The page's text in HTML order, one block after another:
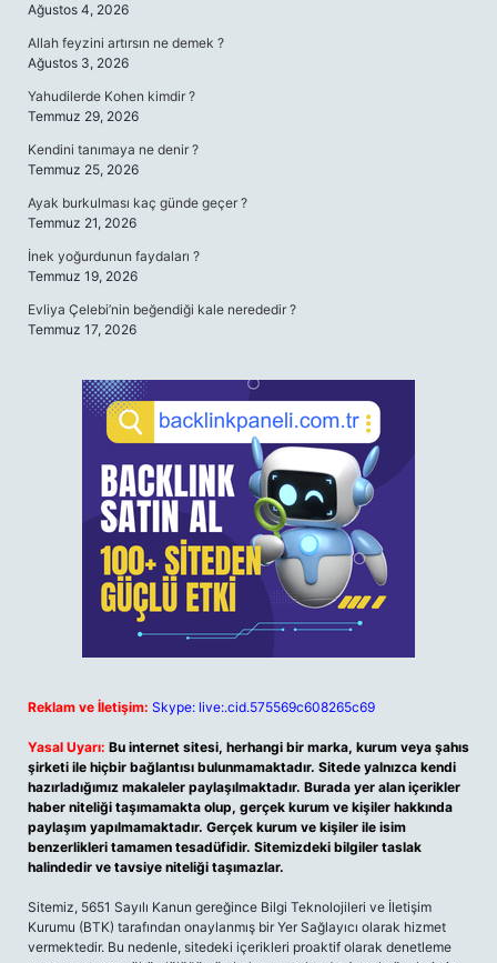
Ağustos 4, 2026
Allah feyzini artırsın ne demek ?
Ağustos 3, 2026
Yahudilerde Kohen kimdir ?
Temmuz 29, 2026
Kendini tanımaya ne denir ?
Temmuz 25, 2026
Ayak burkulması kaç günde geçer ?
Temmuz 21, 2026
İnek yoğurdunun faydaları ?
Temmuz 19, 2026
Evliya Çelebi’nin beğendiği kale nerededir ?
Temmuz 17, 2026
Reklam ve İletişim: Skype: live:.cid.575569c608265c69
Yasal Uyarı: Bu internet sitesi, herhangi bir marka, kurum veya şahıs
şirketi ile hiçbir bağlantısı bulunmamaktadır. Sitede yalnızca kendi
hazırladığımız makaleler paylaşılmaktadır. Burada yer alan içerikler
haber niteliği taşımamakta olup, gerçek kurum ve kişiler hakkında
paylaşım yapılmamaktadır. Gerçek kurum ve kişiler ile isim
benzerlikleri tamamen tesadüfidir. Sitemizdeki bilgiler taslak
halindedir ve tavsiye niteliği taşımazlar.
Sitemiz, 5651 Sayılı Kanun gereğince Bilgi Teknolojileri ve İletişim
Kurumu (BTK) tarafından onaylanmış bir Yer Sağlayıcı olarak hizmet
vermektedir. Bu nedenle, sitedeki içerikleri proaktif olarak denetleme